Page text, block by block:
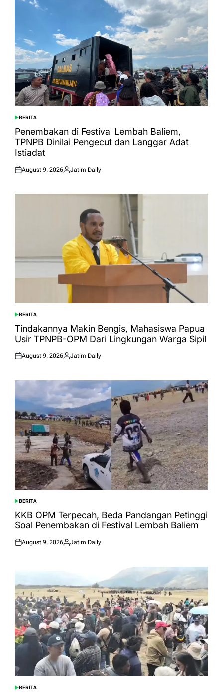
POSTED
IN
BERITA
Penembakan di Festival Lembah Baliem,
TPNPB Dinilai Pengecut dan Langgar Adat
Istiadat
Posted
August 9, 2026
Posted
Jatim Daily
POSTED
IN
BERITA
Tindakannya Makin Bengis, Mahasiswa Papua
Usir TPNPB-OPM Dari Lingkungan Warga Sipil
Posted
August 9, 2026
Posted
Jatim Daily
POSTED
IN
BERITA
KKB OPM Terpecah, Beda Pandangan Petinggi
Soal Penembakan di Festival Lembah Baliem
Posted
August 9, 2026
Posted
Jatim Daily
POSTED
BERITA